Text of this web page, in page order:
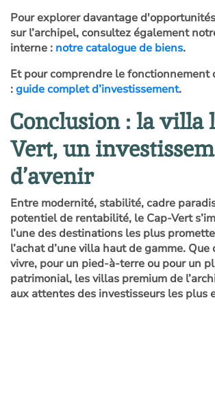
Pour explorer davantage
sur l’archipel, consultez également
interne : notre catalogue de biens.
Et pour comprendre le fonctionnement
:guide complet d’investissement.
Conclusion : la villa
Vert, un
d’avenir
Entre modernité, stabilité, cadre
potentiel de rentabilité, le Cap-Vert
l’une des destinations les plus
l’achat d’une villa haut de gamme. Que
vivre, pour un pied-à-terre ou pour un
patrimonial, les villas premium de
aux attentes des investisseurs les plus